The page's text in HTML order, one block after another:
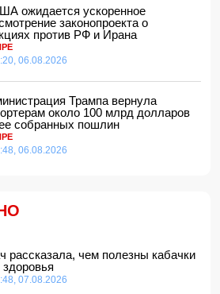
против России
убийства мужа и жены в
отозвали от должности посла
на 8 августа
ожидается ускоренное
законопроекта о
против РФ и Ирана
06.08.2026
Трампа вернула
около 100 млрд долларов
собранных пошлин
06.08.2026
рассказала, чем полезны кабачки
здоровья
07.08.2026